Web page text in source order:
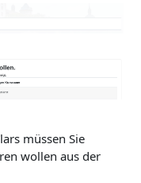
müssen Sie
wollen aus der